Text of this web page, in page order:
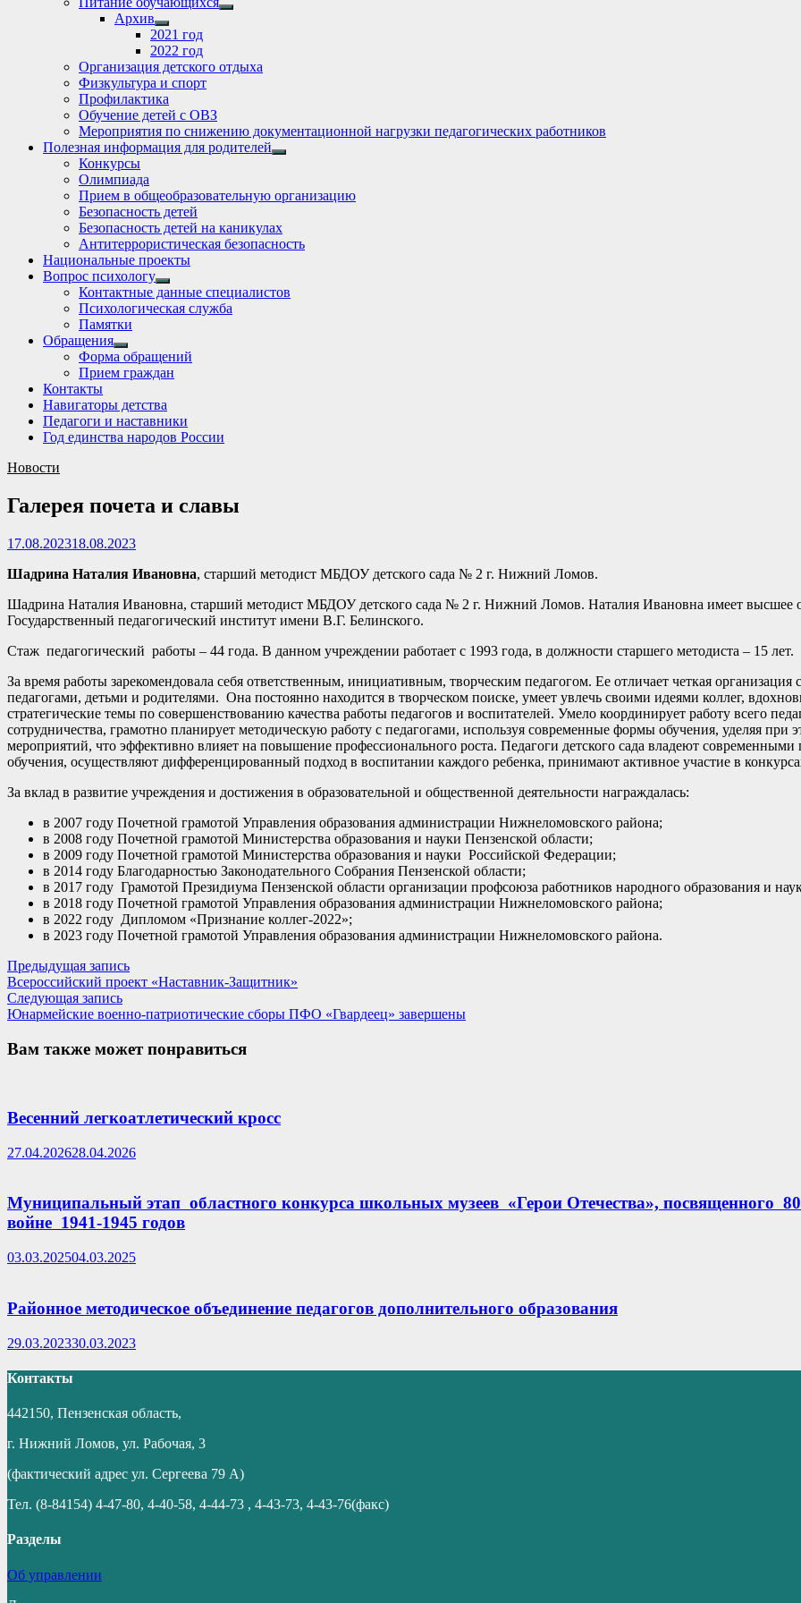
Show
Архив
Show
sub
menu
2021 год
2022 год
Организация детского отдыха
Физкультура и спорт
Профилактика
Обучение детей с ОВЗ
Мероприятия по снижению документационной нагрузки педагогических работников
Полезная информация для родителей
Show
Конкурсы
Олимпиада
Прием в общеобразовательную организацию
Безопасность детей
Безопасность детей на каникулах
Антитеррористическая безопасность
Национальные проекты
Вопрос психологу
Show
sub
menu
Контактные данные специалистов
Психологическая служба
Памятки
Обращения
Show
sub
menu
Форма обращений
Прием граждан
Контакты
Навигаторы детства
Педагоги и наставники
Год единства народов России
Новости
Галерея почета и славы
17.08.202318.08.2023
Шадрина Наталия Ивановна, старший методист МБДОУ детского сада № 2 г. Нижний Ломов.
Шадрина Наталия Ивановна, старший методист МБДОУ детского сада № 2 г. Нижний Ломов. Наталия Ивановна имеет высшее
Государственный педагогический институт имени В.Г. Белинского.
Стаж педагогический работы – 44 года. В данном учреждении работает с 1993 года, в должности старшего методиста – 15 лет.
За время работы зарекомендовала себя ответственным, инициативным, творческим педагогом. Ее отличает четкая организация
педагогами, детьми и родителями. Она постоянно находится в творческом поиске, умеет увлечь своими идеями коллег,
стратегические темы по совершенствованию качества работы педагогов и воспитателей. Умело координирует работу всего
сотрудничества, грамотно планирует методическую работу с педагогами, используя современные формы обучения, уделяя
мероприятий, что эффективно влияет на повышение профессионального роста. Педагоги детского сада владеют
обучения, осуществляют дифференцированный подход в воспитании каждого ребенка, принимают активное участие в
За вклад в развитие учреждения и достижения в образовательной и общественной деятельности награждалась:
в 2007 году Почетной грамотой Управления образования администрации Нижнеломовского района;
в 2008 году Почетной грамотой Министерства образования и науки Пензенской области;
в 2009 году Почетной грамотой Министерства образования и науки Российской Федерации;
в 2014 году Благодарностью Законодательного Собрания Пензенской области;
в 2017 году Грамотой Президиума Пензенской области организации профсоюза работников народного образования и
в 2018 году Почетной грамотой Управления образования администрации Нижнеломовского района;
в 2022 году Дипломом «Признание коллег-2022»;
в 2023 году Почетной грамотой Управления образования администрации Нижнеломовского района.
Навигация
по
записям
Предыдущая записьПредыдущая
запись:
Всероссийский проект «Наставник-Защитник»
Следующая записьСледующая
запись:
Юнармейские военно-патриотические сборы ПФО «Гвардеец» завершены
Вам также может понравиться
Весенний легкоатлетический кросс
27.04.202628.04.2026
Муниципальный этап областного конкурса школьных музеев «Герои Отечества», посвященного
войне 1941-1945 годов
03.03.202504.03.2025
Районное методическое объединение педагогов дополнительного образования
29.03.202330.03.2023
Контакты
442150, Пензенская область,
г. Нижний Ломов, ул. Рабочая, 3
(фактический адрес ул. Сергеева 79 А)
Тел. (8-84154) 4-47-80, 4-40-58, 4-44-73 , 4-43-73, 4-43-76(факс)
Разделы
Об управлении